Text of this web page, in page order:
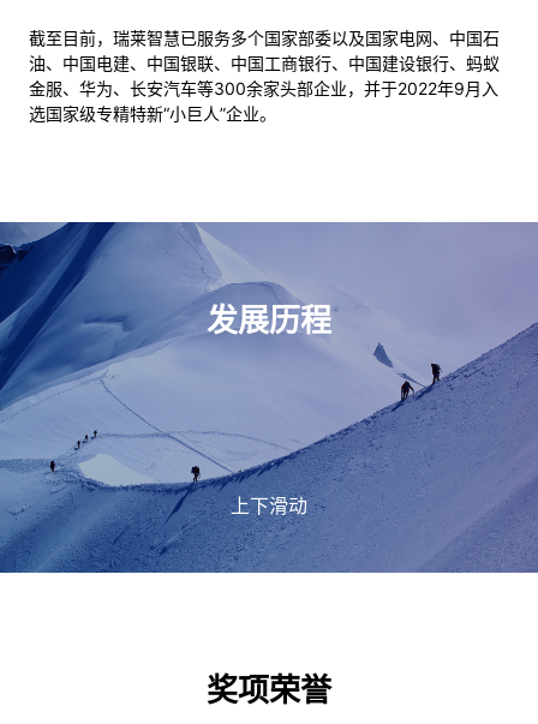
截至目前，瑞莱智慧已服务多个国家部委以及国家电网、中国石
油、中国电建、中国银联、中国工商银行、中国建设银行、蚂蚁
金服、华为、长安汽车等300余家头部企业，并于2022年9月入
选国家级专精特新“小巨人”企业。
发展历程
上下滑动
奖项荣誉